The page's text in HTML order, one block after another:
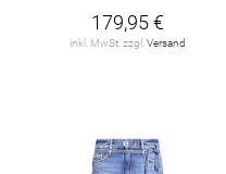
179,95 €
inkl. MwSt. zzgl. Versand